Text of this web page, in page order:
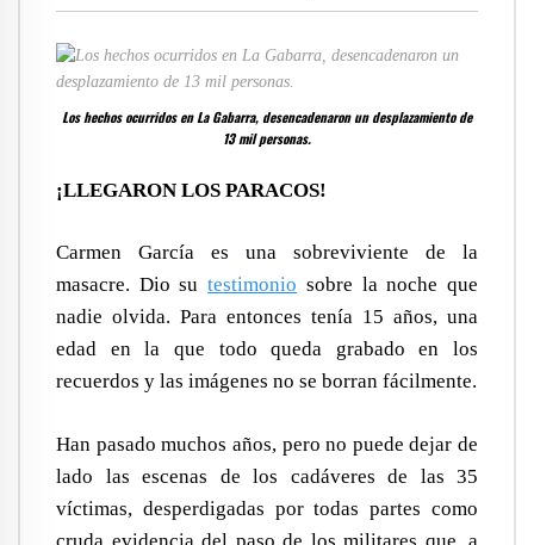
Los hechos ocurridos en La Gabarra, desencadenaron un desplazamiento de
13 mil personas.
¡LLEGARON LOS PARACOS!
Carmen García es una sobreviviente de la
masacre. Dio su testimonio sobre la noche que
nadie olvida. Para entonces tenía 15 años, una
edad en la que todo queda grabado en los
recuerdos y las imágenes no se borran fácilmente.
Han pasado muchos años, pero no puede dejar de
lado las escenas de los cadáveres de las 35
víctimas, desperdigadas por todas partes como